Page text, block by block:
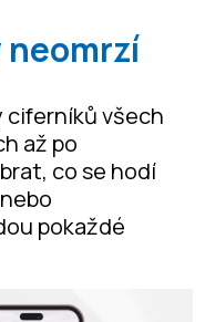
ciferníků všech
až po
co se hodí
pokaždé